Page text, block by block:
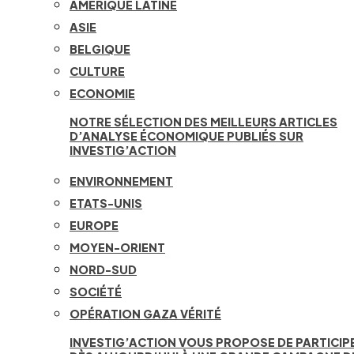
AMÉRIQUE LATINE
ASIE
BELGIQUE
CULTURE
ECONOMIE
NOTRE SÉLECTION DES MEILLEURS ARTICLES
D’ANALYSE ÉCONOMIQUE PUBLIÉS SUR
INVESTIG’ACTION
ENVIRONNEMENT
ETATS-UNIS
EUROPE
MOYEN-ORIENT
NORD-SUD
SOCIÉTÉ
OPÉRATION GAZA VÉRITÉ
INVESTIG’ACTION VOUS PROPOSE DE